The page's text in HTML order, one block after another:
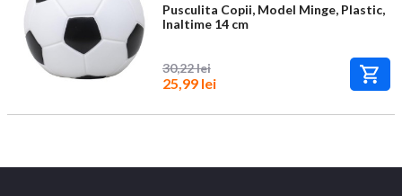
Pusculita Copii, Model Minge, Plastic,
Inaltime 14 cm
30,22 lei
25,99 lei